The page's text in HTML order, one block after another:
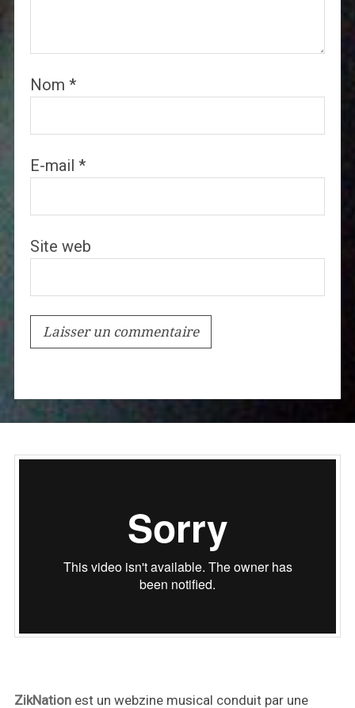
Nom *
E-mail *
Site web
ZikNationest un webzine musical conduit par une